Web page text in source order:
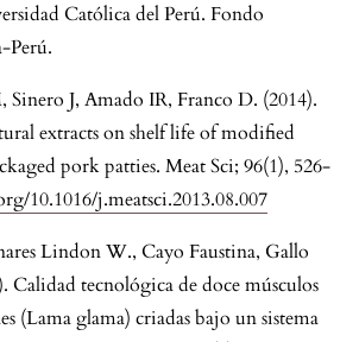
Católica del Perú. Fondo
Perú.
Sinero J, Amado IR, Franco D. (2014).
extracts on shelf life of modified
pork patties. Meat Sci; 96(1), 526-
10.1016/j.meatsci.2013.08.007
Lindon W., Cayo Faustina, Gallo
Calidad tecnológica de doce músculos
(Lama glama) criadas bajo un sistema